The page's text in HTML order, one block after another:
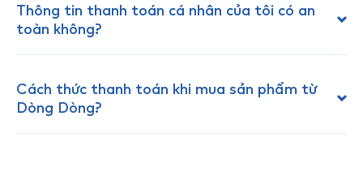
Thông tin thanh toán cá nhân của tôi có an
toàn không?
Cách thức thanh toán khi mua sản phẩm từ
Dòng Dòng?